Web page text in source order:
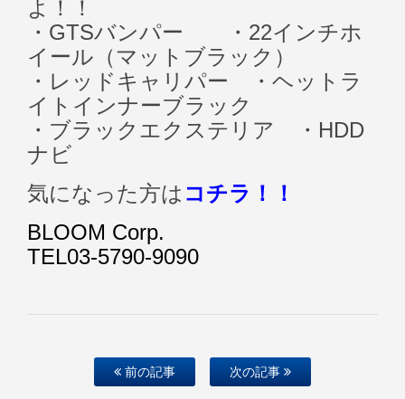
よ！！
・GTSバンパー ・22インチホ
イール（マットブラック）
・レッドキャリパー ・ヘットラ
イトインナーブラック
・ブラックエクステリア ・HDD
ナビ
気になった方は コチラ！！
BLOOM Corp.
TEL03-5790-9090
前の記事 次の記事